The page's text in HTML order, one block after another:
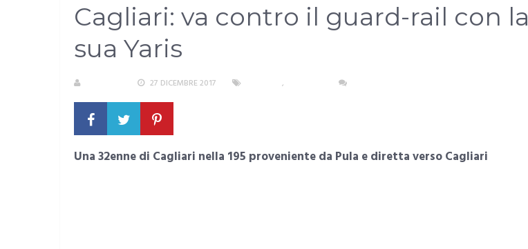
Cagliari: va contro il guard-rail con la
sua Yaris
27 DICEMBRE 2017 ,
Una 32enne di Cagliari nella 195 proveniente da Pula e diretta verso Cagliari